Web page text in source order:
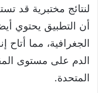
لنتائج مختبرية قد
أن التطبيق يحتوي
الجغرافية، مما أتاح
الدم على مستوى
المتحدة.